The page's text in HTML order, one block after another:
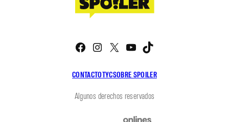
CONTACTOTYCSOBRE SPOILER
Facebook
Instagram
X YouTube
Algunos derechos reservados